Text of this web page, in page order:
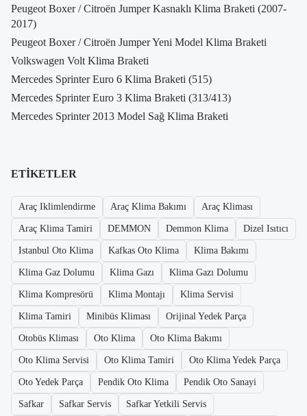
Peugeot Boxer / Citroën Jumper Kasnaklı Klima Braketi (2007-
2017)
Peugeot Boxer / Citroën Jumper Yeni Model Klima Braketi
Volkswagen Volt Klima Braketi
Mercedes Sprinter Euro 6 Klima Braketi (515)
Mercedes Sprinter Euro 3 Klima Braketi (313/413)
Mercedes Sprinter 2013 Model Sağ Klima Braketi
ETIKETLER
Araç Iklimlendirme Araç Klima Bakımı Araç Kliması
Araç Klima Tamiri DEMMON Demmon Klima Dizel Isıtıcı
Istanbul Oto Klima Kafkas Oto Klima Klima Bakımı
Klima Gaz Dolumu Klima Gazı Klima Gazı Dolumu
Klima Kompresörü Klima Montajı Klima Servisi
Klima Tamiri Minibüs Kliması Orijinal Yedek Parça
Otobüs Kliması Oto Klima Oto Klima Bakımı
Oto Klima Servisi Oto Klima Tamiri Oto Klima Yedek Parça
Oto Yedek Parça Pendik Oto Klima Pendik Oto Sanayi
Safkar Safkar Servis Safkar Yetkili Servis